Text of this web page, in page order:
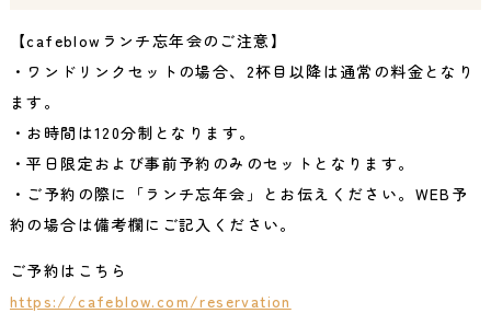
【cafeblowランチ忘年会のご注意】
・ワンドリンクセットの場合、2杯目以降は通常の料金となり
ます。
・お時間は120分制となります。
・平日限定および事前予約のみのセットとなります。
・ご予約の際に「ランチ忘年会」とお伝えください。WEB予
約の場合は備考欄にご記入ください。
ご予約はこちら
https://cafeblow.com/reservation